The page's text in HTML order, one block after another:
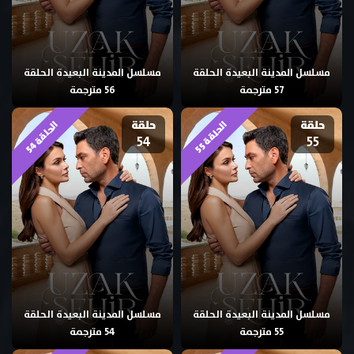
مسلسل المدينة البعيدة الحلقة
57 مترجمة
مسلسل المدينة البعيدة الحلقة
56 مترجمة
حلقة
55 ا
ل
ح
ل
ق
ة
5
5
مسلسل المدينة البعيدة الحلقة
55 مترجمة
حلقة
54 ا
ل
ح
ل
ق
ة
5
4
مسلسل المدينة البعيدة الحلقة
54 مترجمة